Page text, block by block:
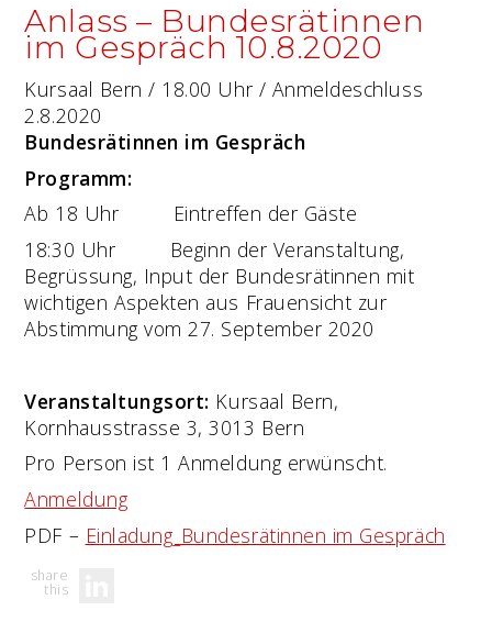
Anlass – Bundesrätinnen
im Gespräch 10.8.2020
Kursaal Bern / 18.00 Uhr / Anmeldeschluss
2.8.2020
Bundesrätinnen im Gespräch
Programm:
Ab 18 Uhr Eintreffen der Gäste
18:30 Uhr Beginn der Veranstaltung,
Begrüssung, Input der Bundesrätinnen mit
wichtigen Aspekten aus Frauensicht zur
Abstimmung vom 27. September 2020
Veranstaltungsort: Kursaal Bern,
Kornhausstrasse 3, 3013 Bern
Pro Person ist 1 Anmeldung erwünscht.
Anmeldung
PDF – Einladung_Bundesrätinnen im Gespräch